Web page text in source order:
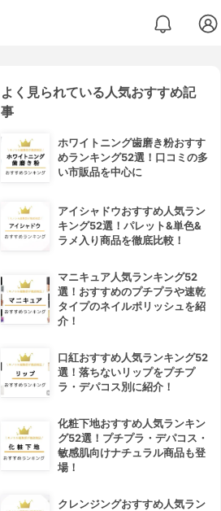
よく見られている人気おすすめ記
事
ホワイトニング歯磨き粉おすす
めランキング52選！口コミの多
い市販品を中心に
アイシャドウおすすめ人気ラン
キング52選！パレット&単色&
ラメ入り商品を徹底比較！
マニキュア人気ランキング52
選！おすすめのプチプラや速乾
タイプのネイルポリッシュを紹
介！
口紅おすすめ人気ランキング52
選！落ちないリップをプチプ
ラ・デパコス別に紹介！
化粧下地おすすめ人気ランキン
グ52選！プチプラ・デパコス・
敏感肌向けナチュラル商品も登
場！
クレンジングおすすめ人気ラン